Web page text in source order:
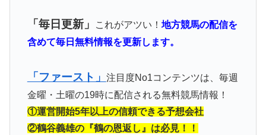
「毎日更新」 これがアツい！ 地方競馬の配信を
含めて毎日無料情報を更新します。
「ファースト」 注目度No1コンテンツは、毎週
金曜・土曜の19時に配信される無料競馬情報！
①運営開始5年以上の信頼できる予想会社
②鶴谷義雄の『鶴の恩返し』は必見！！